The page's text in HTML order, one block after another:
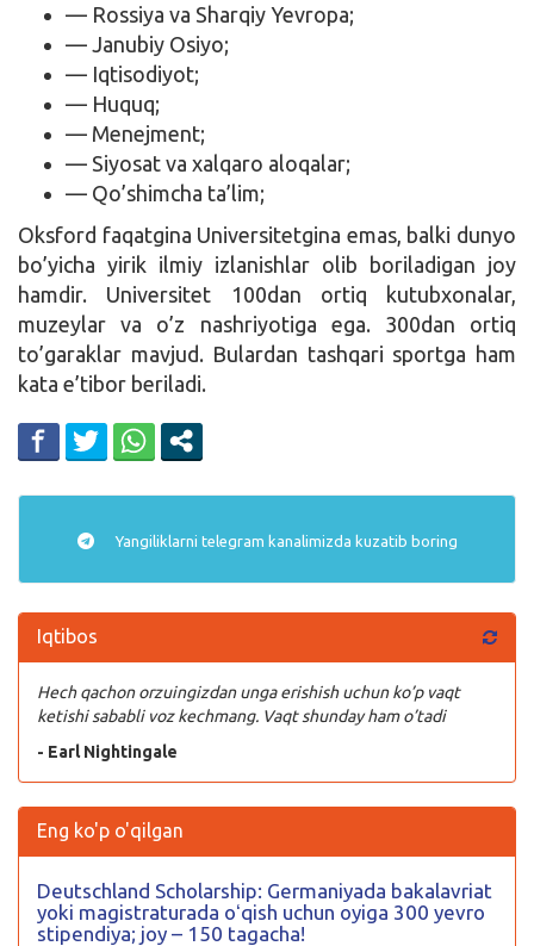
— Rossiya va Sharqiy Yevropa;
— Janubiy Osiyo;
— Iqtisodiyot;
— Huquq;
— Menejment;
— Siyosat va xalqaro aloqalar;
— Qo’shimcha ta’lim;
Oksford faqatgina Universitetgina emas, balki dunyo
bo’yicha yirik ilmiy izlanishlar olib boriladigan joy
hamdir. Universitet 100dan ortiq kutubxonalar,
muzeylar va o’z nashriyotiga ega. 300dan ortiq
to’garaklar mavjud. Bulardan tashqari sportga ham
kata e’tibor beriladi.
Yangiliklarni telegram kanalimizda kuzatib boring
Iqtibos
Hech qachon orzuingizdan unga erishish uchun ko’p vaqt
ketishi sababli voz kechmang. Vaqt shunday ham o’tadi
- Earl Nightingale
Eng ko'p o'qilgan
Deutschland Scholarship: Germaniyada bakalavriat
yoki magistraturada oʻqish uchun oyiga 300 yevro
stipendiya; joy – 150 tagacha!